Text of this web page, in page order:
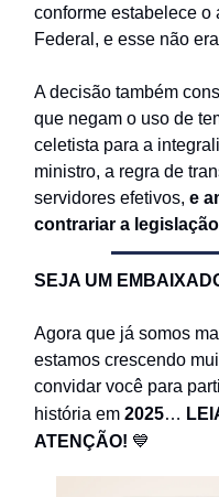
conforme estabelece o
Federal, e esse não
A decisão também
que negam o uso de
celetista para a
ministro, a regra de
servidores efetivos, e
contrariar a
SEJA UM
Agora que já somos
estamos crescendo
convidar você para
história em 2025…
ATENÇÃO! 💙